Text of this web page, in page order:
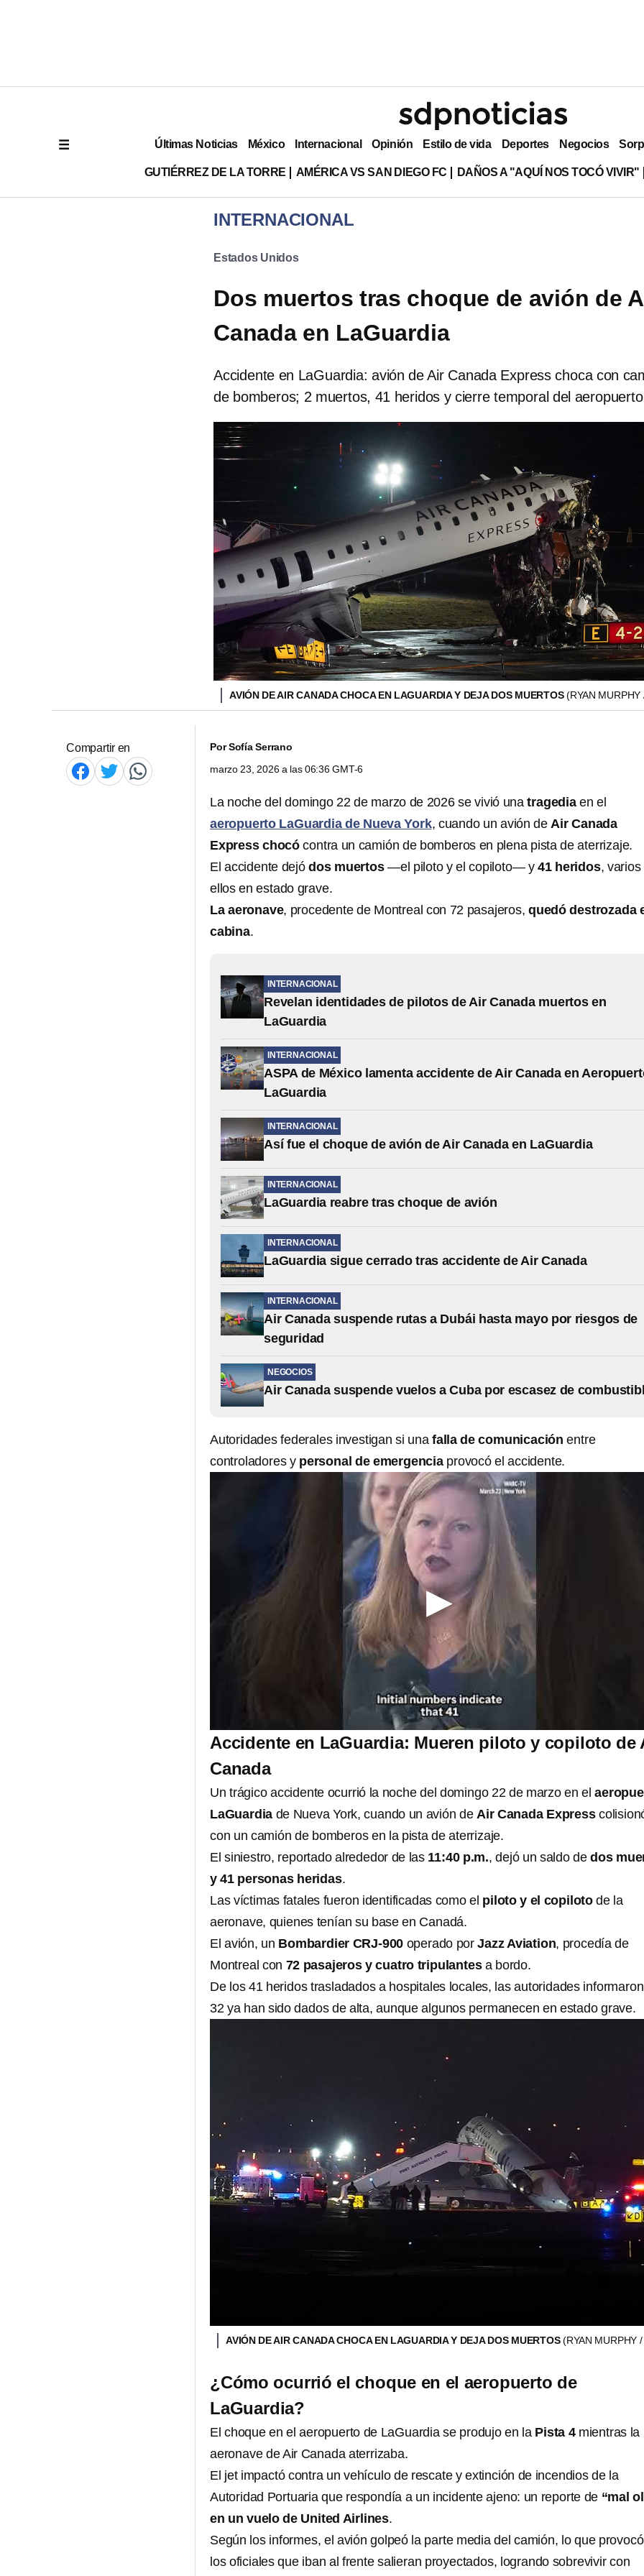
Últimas Noticias México Internacional Opinión Estilo de vida Deportes Negocios
GUTIÉRREZ DE LA TORRE AMÉRICA VS SAN DIEGO FC DAÑOS A "AQUÍ NOS TOCÓ VIVIR"
INTERNACIONAL
Estados Unidos
Dos muertos tras choque de avión de
Canada en LaGuardia
Accidente en LaGuardia: avión de Air Canada Express choca con
de bomberos; 2 muertos, 41 heridos y cierre temporal del
AVIÓN DE AIR CANADA CHOCA EN LAGUARDIA Y DEJA DOS MUERTOS(RYAN MURPHY
Compartir en PorSofía Serrano
marzo 23, 2026 a las 06:36 GMT-6
La noche del domingo 22 de marzo de 2026 se vivió unatragediaen el
aeropuerto LaGuardia de Nueva York, cuando un avión deAir Canada
Express chocó contra un camión de bomberos en plena pista de aterrizaje.
El accidente dejódos muertos—el piloto y el copiloto— y41 heridos, varios
ellos en estado grave.
La aeronave, procedente de Montreal con 72 pasajeros,quedó destrozada
cabina.
INTERNACIONAL
Revelan identidades de pilotos de Air Canada muertos en
LaGuardia
INTERNACIONAL
ASPA de México lamenta accidente de Air Canada en
LaGuardia
INTERNACIONAL
Así fue el choque de avión de Air Canada en LaGuardia
INTERNACIONAL
LaGuardia reabre tras choque de avión
INTERNACIONAL
LaGuardia sigue cerrado tras accidente de Air Canada
INTERNACIONAL
Air Canada suspende rutas a Dubái hasta mayo por riesgos de
seguridad
NEGOCIOS
Air Canada suspende vuelos a Cuba por escasez de
Autoridades federales investigan si una falla de comunicación entre
controladores y personal de emergencia provocó el accidente.
Accidente en LaGuardia: Mueren piloto y copiloto de
Canada
Un trágico accidente ocurrió la noche del domingo 22 de marzo en el
LaGuardia de Nueva York, cuando un avión deAir Canada Express
con un camión de bomberos en la pista de aterrizaje.
El siniestro, reportado alrededor de las 11:40 p.m., dejó un saldo dedos
y 41 personas heridas.
Las víctimas fatales fueron identificadas como el piloto y el copiloto de la
aeronave, quienes tenían su base en Canadá.
El avión, un Bombardier CRJ-900 operado porJazz Aviation, procedía de
Montreal con 72 pasajeros y cuatro tripulantesa bordo.
De los 41 heridos trasladados a hospitales locales, las autoridades
32 ya han sido dados de alta, aunque algunos permanecen en estado grave.
AVIÓN DE AIR CANADA CHOCA EN LAGUARDIA Y DEJA DOS MUERTOS(RYAN MURPHY /
¿Cómo ocurrió el choque en el aeropuerto de
LaGuardia?
El choque en el aeropuerto de LaGuardia se produjo en la Pista 4mientras la
aeronave de Air Canada aterrizaba.
El jet impactó contra un vehículo de rescate y extinción de incendios de la
Autoridad Portuaria que respondía a un incidente ajeno: un reporte de “mal
en un vuelo de United Airlines.
Según los informes, el avión golpeó la parte media del camión, lo que
los oficiales que iban al frente salieran proyectados, logrando sobrevivir con